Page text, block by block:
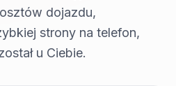
dojazdu,
strony na telefon,
u Ciebie.